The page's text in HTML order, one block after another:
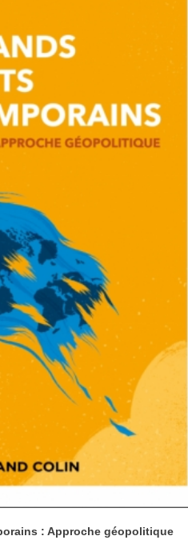
: Approche géopolitique